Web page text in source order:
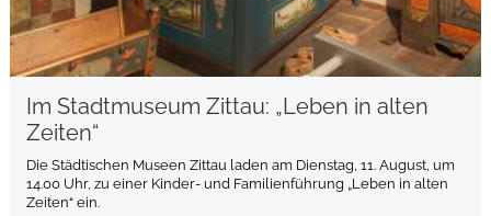
Im Stadtmuseum Zittau: „Leben in alten
Zeiten“
Die Städtischen Museen Zittau laden am Dienstag, 11. August, um
14.00 Uhr, zu einer Kinder- und Familienführung „Leben in alten
Zeiten“ ein.